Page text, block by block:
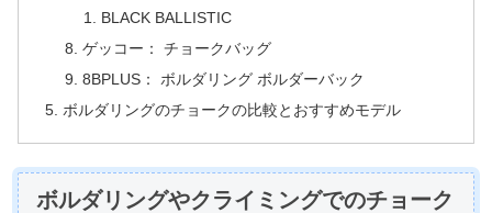
BLACK BALLISTIC
ゲッコー： チョークバッグ
8BPLUS： ボルダリング ボルダーバック
ボルダリングのチョークの比較とおすすめモデル
ボルダリングやクライミングでのチョーク